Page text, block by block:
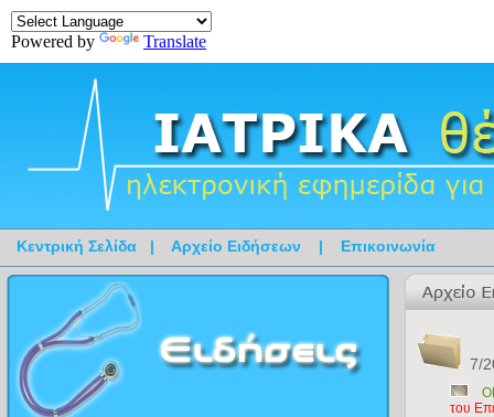
Powered by Translate
Κεντρική Σελίδα | Αρχείο Ειδήσεων | Επικοινωνία
7/
του